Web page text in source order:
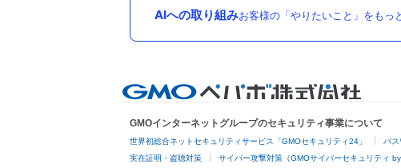
AIへの取り組みお客様の「やりたいこと」をもっ
GMOインターネットグループのセキュリティ事業について
世界初総合ネットセキュリティサービス「GMOセキュリティ24」 パ
実在証明・盗聴対策 サイバー攻撃対策（GMOサイバーセキュリティ by